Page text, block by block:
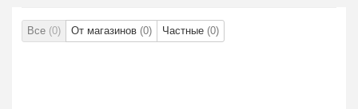
Все (0) От магазинов (0) Частные (0)